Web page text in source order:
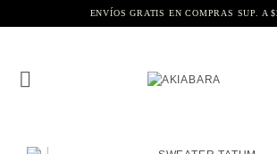
ENVÍOS GRATIS EN COMPRAS SUP. A